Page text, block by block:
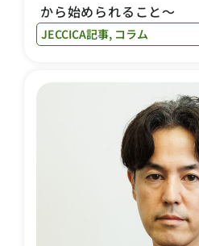
から始められること〜
JECCICA記事, コラム